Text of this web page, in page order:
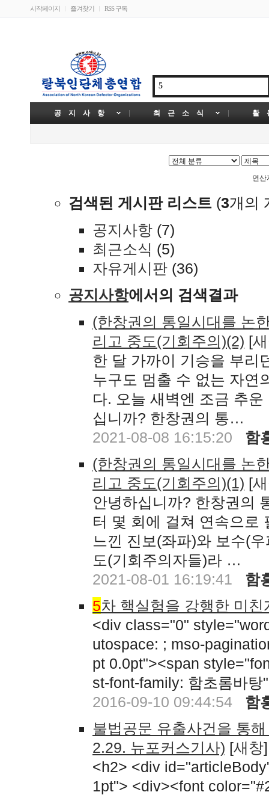
시작페이지 즐겨찾기 RSS 구독
공 지 사 항 최 근 소 식 활
연
검색된 게시판 리스트 (3개의
공지사항 (7)
최근소식 (5)
자유게시판 (36)
공지사항에서의 검색결과
(한창권의 통일시대를 논
리고 중도(기회주의)(2) [
한 달 가까이 기승을 부리
누구도 멈출 수 없는 자연
다. 오늘 새벽엔 조금 추
십니까? 한창권의 통…
2021-08-08 16:15:20
함
(한창권의 통일시대를 논
리고 중도(기회주의)(1) [
안녕하십니까? 한창권의
터 몇 회에 걸쳐 연속으로
느낀 진보(좌파)와 보수(
도(기회주의자들)라 …
2021-08-01 16:19:41
함
5차 핵실험을 강행한 미
<div class="0"
utospace: ; mso-
pt 0.0pt"><span
st-font-family: 함초롬바
2016-09-10 09:44:54
함
불법공문 유출사건을 통
2.29. 뉴포커스기사) [새창]
<h2> <div
1pt"> <div><font